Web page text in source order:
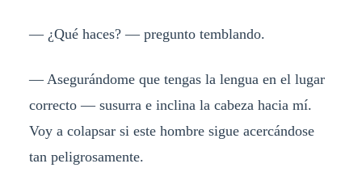
— ¿Qué haces? — pregunto temblando.
— Asegurándome que tengas la lengua en el lugar
correcto — susurra e inclina la cabeza hacia mí.
Voy a colapsar si este hombre sigue acercándose
tan peligrosamente.